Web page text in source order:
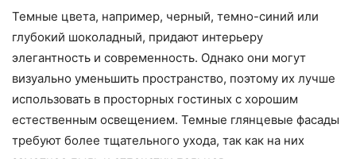
Темные цвета, например, черный, темно-синий или
глубокий шоколадный, придают интерьеру
элегантность и современность. Однако они могут
визуально уменьшить пространство, поэтому их лучше
использовать в просторных гостиных с хорошим
естественным освещением. Темные глянцевые фасады
требуют более тщательного ухода, так как на них